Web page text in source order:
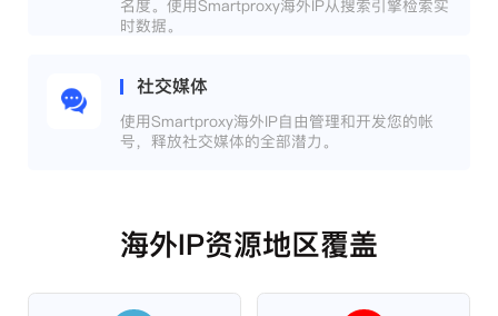
名度。使用Smartproxy海外IP从搜索引擎检索实
时数据。
社交媒体
使用Smartproxy海外IP自由管理和开发您的帐
号，释放社交媒体的全部潜力。
海外IP资源地区覆盖